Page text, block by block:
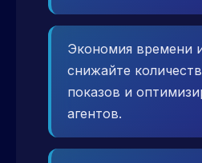
Экономия времени
снижайте
показов и
агентов.